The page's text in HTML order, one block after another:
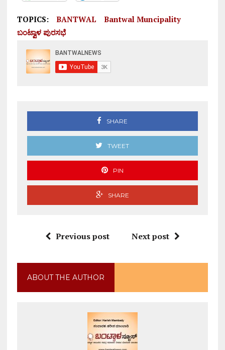
TOPICS: BANTWAL
Bantwal Muncipality
ಬಂಟ್ವಾಳ ಪುರಸಭೆ
SHARE
TWEET
PIN
SHARE
Previous post Next post
ABOUT THE AUTHOR